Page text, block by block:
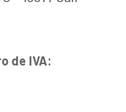
de IVA: